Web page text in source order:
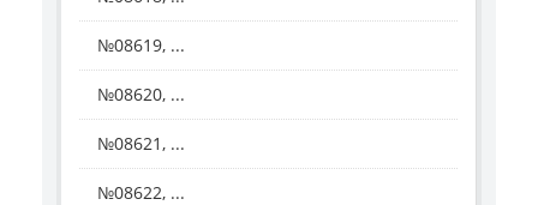
№08619, ...
№08620, ...
№08621, ...
№08622, ...